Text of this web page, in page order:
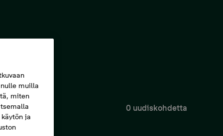
0 uudiskohdetta
muilla
miten
ja